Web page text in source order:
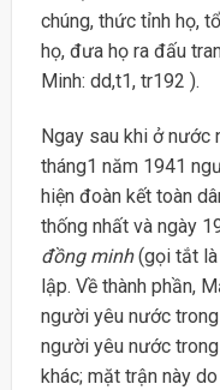
chúng, thức tỉnh họ,
họ, đưa họ ra đấu
Minh: dd,t1, tr192 ).
Ngay sau khi ở nước
tháng1 năm 1941
hiện đoàn kết toàn
thống nhất và ngày
đồng minh(gọi tắt là
lập. Về thành phần,
người yêu nước
người yêu nước
khác; mặt trận này